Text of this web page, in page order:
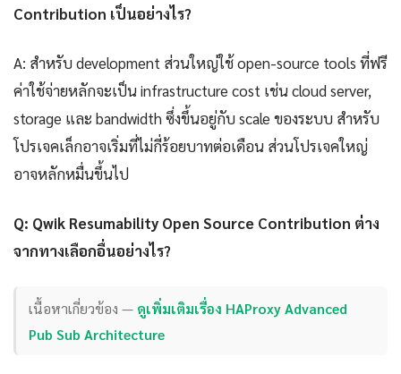
Contribution เป็นอย่างไร?
A: สำหรับ development ส่วนใหญ่ใช้ open-source tools ที่ฟรี
ค่าใช้จ่ายหลักจะเป็น infrastructure cost เช่น cloud server,
storage และ bandwidth ซึ่งขึ้นอยู่กับ scale ของระบบ สำหรับ
โปรเจคเล็กอาจเริ่มที่ไม่กี่ร้อยบาทต่อเดือน ส่วนโปรเจคใหญ่
อาจหลักหมื่นขึ้นไป
Q: Qwik Resumability Open Source Contribution ต่าง
จากทางเลือกอื่นอย่างไร?
เนื้อหาเกี่ยวข้อง — ดูเพิ่มเติมเรื่อง HAProxy Advanced
Pub Sub Architecture